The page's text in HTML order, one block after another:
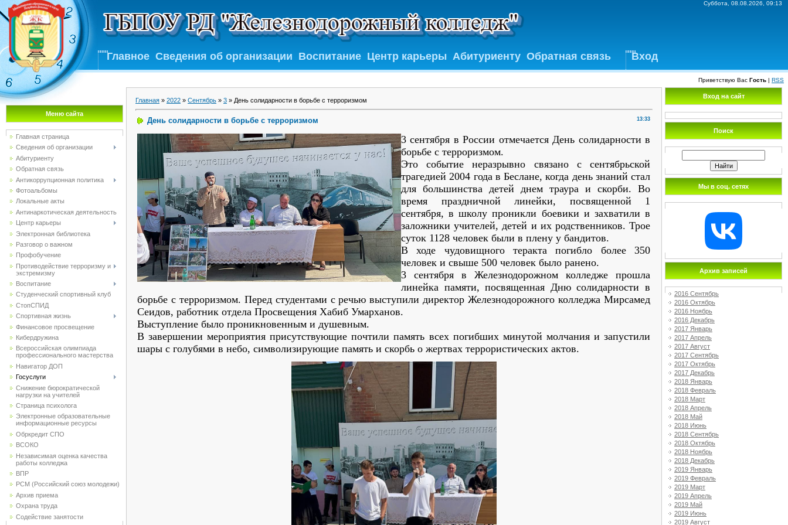
Суббота, 08.08.2026, 09:13
Главное Сведения об организации Воспитание Центр карьеры Абитуриенту Обратная связь Вход
Приветствую Вас Гость | RSS
Меню сайта
Главная страница
Сведения об организации
Абитуриенту
Обратная связь
Антикоррупционная политика
Фотоальбомы
Локальные акты
Антинаркотическая деятельность
Центр карьеры
Электронная библиотека
Разговор о важном
Профобучение
Противодействие терроризму и
экстремизму
Воспитание
Студенческий спортивный клуб
CтопСПИД
Спортивная жизнь
Финансовое просвещение
Кибердружина
Всероссийская олимпиада
профессионального мастерства
Навигатор ДОП
Госуслуги
Снижение бюрократической
нагрузки на учителей
Страница психолога
Электронные образовательные
информационные ресурсы
Обркредит СПО
ВСОКО
Независимая оценка качества
работы колледжа
ВПР
РСМ (Российский союз молодежи)
Архив приема
Охрана труда
Содействие занятости
Главная » 2022 » Сентябрь » 3 » День солидарности в борьбе с терроризмом
13:33
День солидарности в борьбе с терроризмом
3 сентября в России отмечается День солидарности в
борьбе с терроризмом.
Это событие неразрывно связано с сентябрьской
трагедией 2004 года в Беслане, когда день знаний стал
для большинства детей днем траура и скорби. Во
время праздничной линейки, посвященной 1
сентября, в школу проникли боевики и захватили в
заложники учителей, детей и их родственников. Трое
суток 1128 человек были в плену у бандитов.
В ходе чудовищного теракта погибло более 350
человек и свыше 500 человек было ранено.
3 сентября в Железнодорожном колледже прошла
линейка памяти, посвященная Дню солидарности в
борьбе с терроризмом. Перед студентами с речью выступили директор Железнодорожного колледжа Мирсамед
Сеидов, работник отдела Просвещения Хабиб Умарханов.
Выступление было проникновенным и душевным.
В завершении мероприятия присутствующие почтили память всех погибших минутой молчания и запустили
шары с голубями в небо, символизирующие память и скорбь о жертвах террористических актов.
Вход на сайт
Поиск
Мы в соц. сетях
Архив записей
2016 Сентябрь
2016 Октябрь
2016 Ноябрь
2016 Декабрь
2017 Январь
2017 Апрель
2017 Август
2017 Сентябрь
2017 Октябрь
2017 Декабрь
2018 Январь
2018 Февраль
2018 Март
2018 Апрель
2018 Май
2018 Июнь
2018 Сентябрь
2018 Октябрь
2018 Ноябрь
2018 Декабрь
2019 Январь
2019 Февраль
2019 Март
2019 Апрель
2019 Май
2019 Июнь
2019 Август